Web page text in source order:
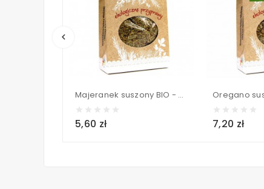
keyboard_arrow_left
Majeranek suszony BIO - Dary Natury 15 g
5,60 zł 7,20 zł